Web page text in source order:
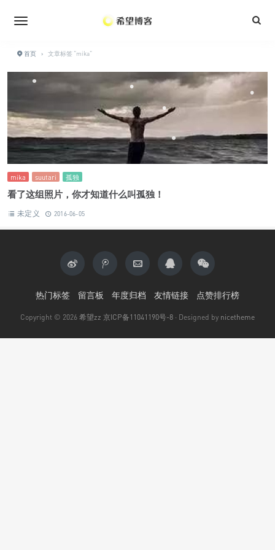
首页 › 文章标签 "mika"
mika suutari 孤独
看了这组照片，你才知道什么叫孤独！
未定义 2016-06-05
热门标签 留言板 年度归档 友情链接 点赞排行榜
Copyright © 2026 希望zz 京ICP备11041190号-8 · Designed by nicetheme
•
•
•
•
•
•
•